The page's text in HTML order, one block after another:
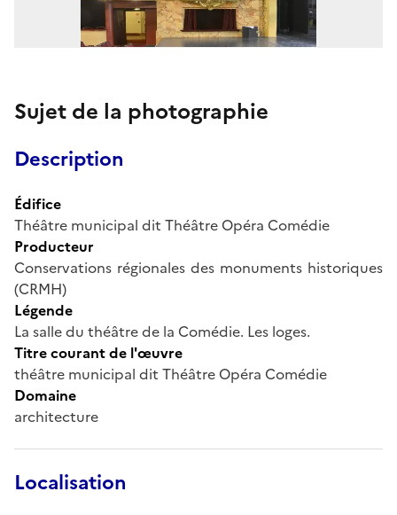
Sujet de la photographie
Description
Édifice
Théâtre municipal dit Théâtre Opéra Comédie
Producteur
Conservations régionales des monuments historiques
(CRMH)
Légende
La salle du théâtre de la Comédie. Les loges.
Titre courant de l'œuvre
théâtre municipal dit Théâtre Opéra Comédie
Domaine
architecture
Localisation